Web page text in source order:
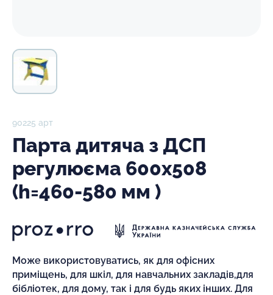
90225 арт
Парта дитяча з ДСП
регулюєма 600х508
(h=460-580 мм )
Може використовуватись, як для офісних
приміщень, для шкіл, для навчальних закладів,для
бібліотек, для дому, так і для будь яких інших. Для